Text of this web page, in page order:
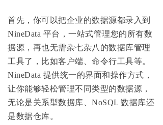
首先，你可以把企业的数据源都录入到
NineData 平台，一站式管理您的所有数
据源，再也无需杂七杂八的数据库管理
工具了，比如客户端、命令行工具等。
NineData 提供统一的界面和操作方式，
让你能够轻松管理不同类型的数据源，
无论是关系型数据库、NoSQL 数据库还
是数据仓库。